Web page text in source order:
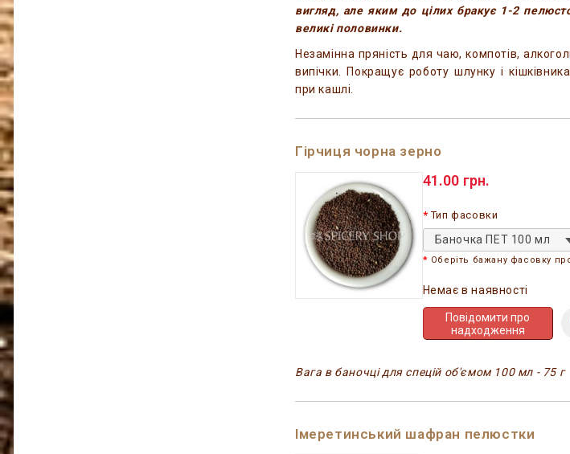
вигляд, але яким до цілих бракує 1-2
великі половинки.
Незамінна пряність для чаю, компотів,
випічки. Покращує роботу шлунку і
при кашлі.
Гірчиця чорна зерно
41.00 грн.
Тип фасовки
Баночка ПЕТ 100 мл
Оберіть бажану фасовку
Немає в наявності
Повідомити про
надходження
Вага в баночці для спецій об'ємом 100 мл - 75 г
Імеретинський шафран пелюстки